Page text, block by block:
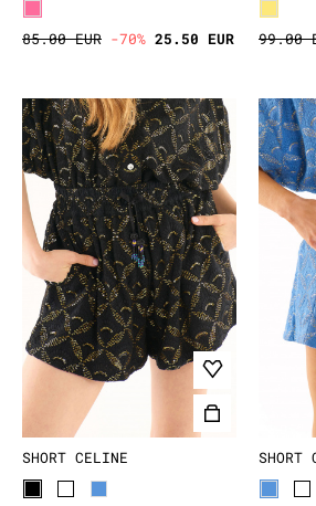
85.00 EUR -70% 25.50 EUR 99.00
SHORT CELINE SHORT